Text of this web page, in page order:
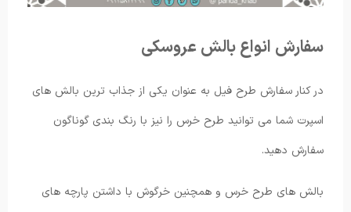
سفارش انواع بالش عروسکی
در کنار سفارش طرح فیل به عنوان یکی از جذاب ترین بالش های
اسپرت شما می توانید طرح خرس را نیز با رنگ بندی گوناگون
سفارش دهید.
بالش های طرح خرس و همچنین خرگوش با داشتن پارچه های